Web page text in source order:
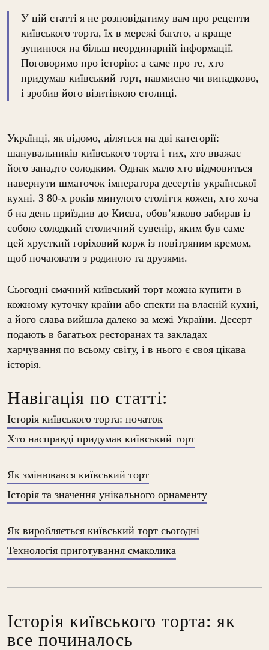
У цій статті я не розповідатиму вам про рецепти
київського торта, їх в мережі багато, а краще
зупинюся на більш неординарній інформації.
Поговоримо про історію: а саме про те, хто
придумав київський торт, навмисно чи випадково,
і зробив його візитівкою столиці.
Українці, як відомо, діляться на дві категорії:
шанувальників київського торта і тих, хто вважає
його занадто солодким. Однак мало хто відмовиться
навернути шматочок імператора десертів української
кухні. З 80-х років минулого століття кожен, хто хоча
б на день приїздив до Києва, обов’язково забирав із
собою солодкий столичний сувенір, яким був саме
цей хрусткий горіховий корж із повітряним кремом,
щоб почаювати з родиною та друзями.
Сьогодні смачний київський торт можна купити в
кожному куточку країни або спекти на власній кухні,
а його слава вийшла далеко за межі України. Десерт
подають в багатьох ресторанах та закладах
харчування по всьому світу, і в нього є своя цікава
історія.
Навігація по статті:
Історія київського торта: початок
Хто насправді придумав київський торт
Як змінювався київський торт
Історія та значення унікального орнаменту
Як виробляється київський торт сьогодні
Технологія приготування смаколика
Історія київського торта: як
все починалось